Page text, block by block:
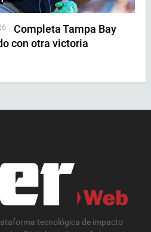
Completa Tampa Bay
con otra victoria
tecnológica de impacto